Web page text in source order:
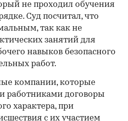
не проходил обучения
Суд посчитал, что
так как не
занятий для
навыков безопасного
работ.
компании, которые
работниками договоры
характера, при
с их участием